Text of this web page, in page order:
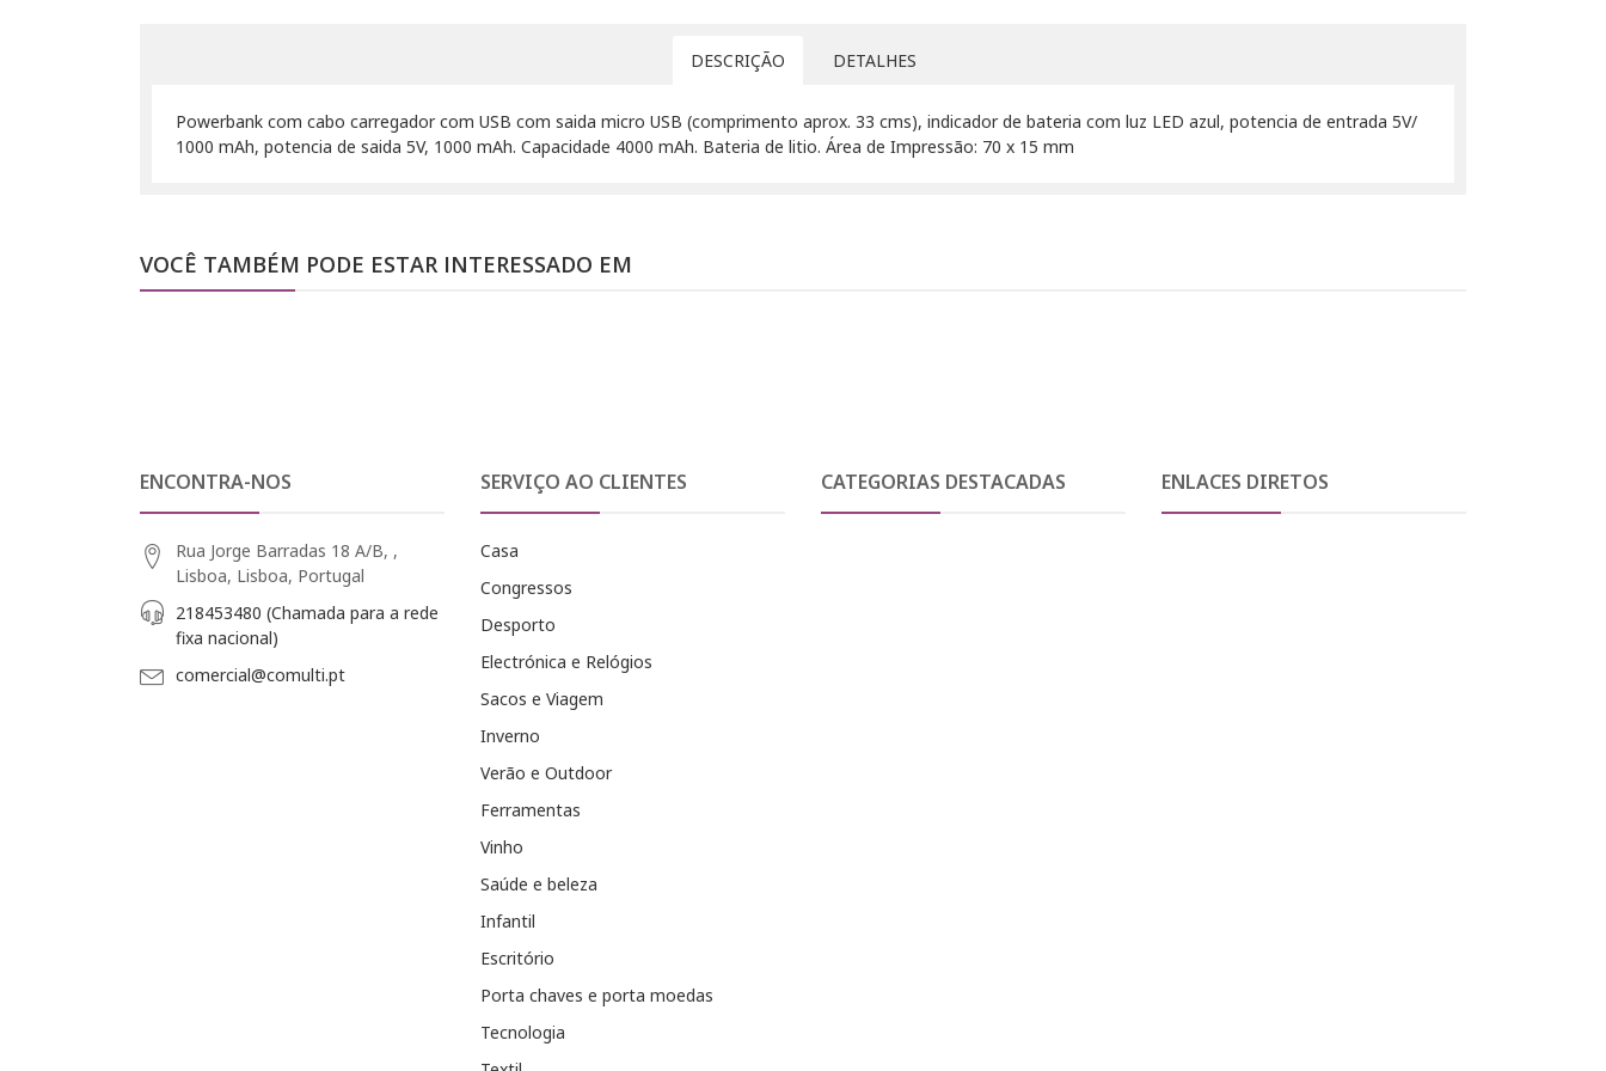
DESCRIÇÃO DETALHES
Powerbank com cabo carregador com USB com saida micro USB (comprimento aprox. 33 cms), indicador de bateria com luz LED azul, potencia de entrada 5V/
1000 mAh, potencia de saida 5V, 1000 mAh. Capacidade 4000 mAh. Bateria de litio. Área de Impressão: 70 x 15 mm
VOCÊ TAMBÉM PODE ESTAR INTERESSADO EM
ENCONTRA-NOS
Rua Jorge Barradas 18 A/B, ,
Lisboa, Lisboa, Portugal
218453480 (Chamada para a rede
fixa nacional)
comercial@comulti.pt
SERVIÇO AO CLIENTES
Casa
Congressos
Desporto
Electrónica e Relógios
Sacos e Viagem
Inverno
Verão e Outdoor
Ferramentas
Vinho
Saúde e beleza
Infantil
Escritório
Porta chaves e porta moedas
Tecnologia
CATEGORIAS DESTACADAS ENLACES DIRETOS